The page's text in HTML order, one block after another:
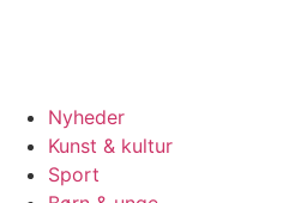
Nyheder
Kunst & kultur
Sport